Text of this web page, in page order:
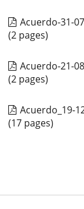
Acuerdo-31-
(2 pages)
Acuerdo-21-
(2 pages)
Acuerdo_19-
(17 pages)